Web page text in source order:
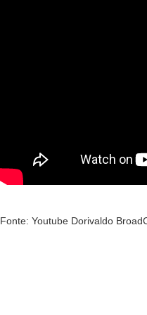
Fonte: Youtube Dorivaldo